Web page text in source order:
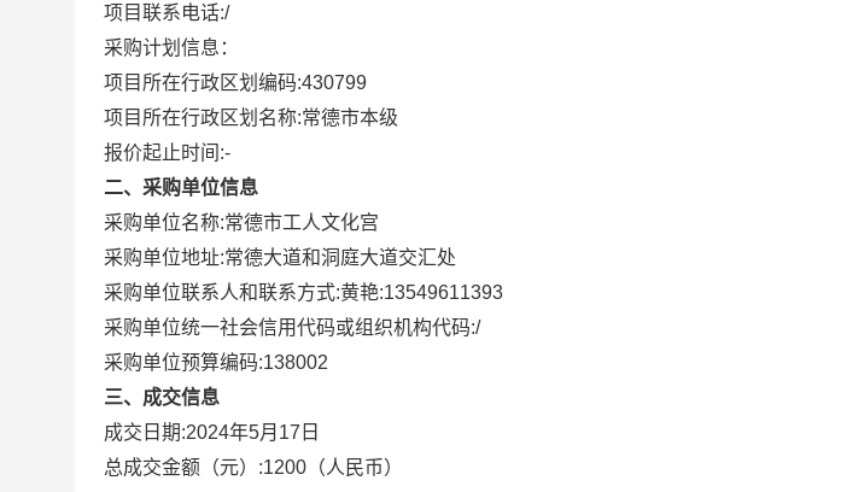
项目联系电话:/
采购计划信息：
项目所在行政区划编码:430799
项目所在行政区划名称:常德市本级
报价起止时间:-
二、采购单位信息
采购单位名称:常德市工人文化宫
采购单位地址:常德大道和洞庭大道交汇处
采购单位联系人和联系方式:黄艳:13549611393
采购单位统一社会信用代码或组织机构代码:/
采购单位预算编码:138002
三、成交信息
成交日期:2024年5月17日
总成交金额（元）:1200 （人民币）